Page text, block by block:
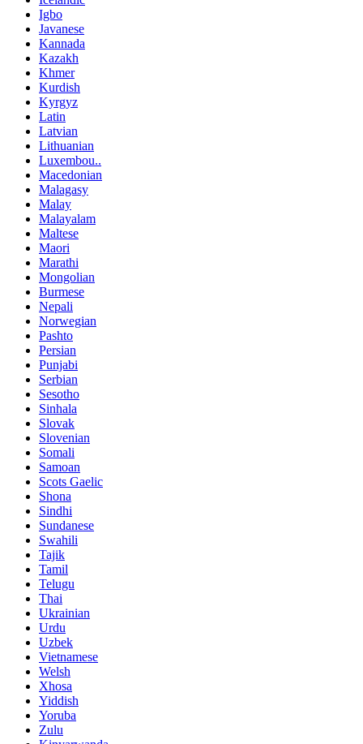
Igbo
Javanese
Kannada
Kazakh
Khmer
Kurdish
Kyrgyz
Latin
Latvian
Lithuanian
Luxembou..
Macedonian
Malagasy
Malay
Malayalam
Maltese
Maori
Marathi
Mongolian
Burmese
Nepali
Norwegian
Pashto
Persian
Punjabi
Serbian
Sesotho
Sinhala
Slovak
Slovenian
Somali
Samoan
Scots Gaelic
Shona
Sindhi
Sundanese
Swahili
Tajik
Tamil
Telugu
Thai
Ukrainian
Urdu
Uzbek
Vietnamese
Welsh
Xhosa
Yiddish
Yoruba
Zulu